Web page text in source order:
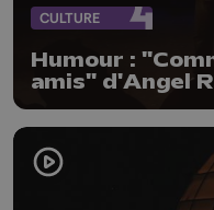
CULTURE
Humour :
amis" d'Angel